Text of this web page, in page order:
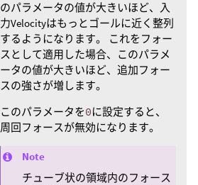
のパラメータの値が大きいほど、入
力Velocityはもっとゴールに近く整列
するようになります。 これをフォー
スとして適用した場合、このパラメ
ータの値が大きいほど、追加フォー
スの強さが増します。
このパラメータを0に設定すると、
周回フォースが無効になります。
Note
チューブ状の領域内のフォース